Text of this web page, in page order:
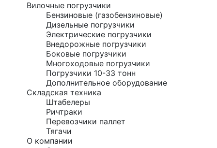
Вилочные погрузчики
Бензиновые (газобензиновые)
Дизельные погрузчики
Электрические погрузчики
Внедорожные погрузчики
Боковые погрузчики
Многоходовые погрузчики
Погрузчики 10-33 тонн
Дополнительное оборудование
Складская техника
Штабелеры
Ричтраки
Перевозчики паллет
Тягачи
О компании